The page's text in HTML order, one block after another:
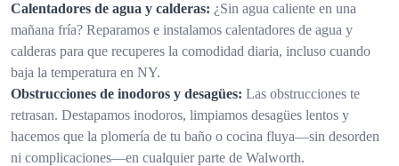
Calentadores de agua y calderas: ¿Sin agua caliente en una
mañana fría? Reparamos e instalamos calentadores de agua y
calderas para que recuperes la comodidad diaria, incluso cuando
baja la temperatura en NY.
Obstrucciones de inodoros y desagües: Las obstrucciones te
retrasan. Destapamos inodoros, limpiamos desagües lentos y
hacemos que la plomería de tu baño o cocina fluya—sin desorden
ni complicaciones—en cualquier parte de Walworth.